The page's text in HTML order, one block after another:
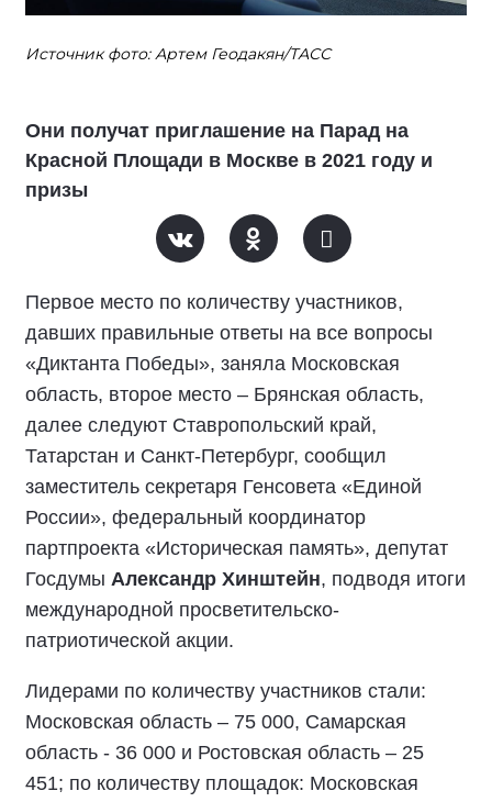
Источник фото: Артем Геодакян/ТАСС
Они получат приглашение на Парад на
Красной Площади в Москве в 2021 году и
призы
Первое место по количеству участников,
давших правильные ответы на все вопросы
«Диктанта Победы», заняла Московская
область, второе место – Брянская область,
далее следуют Ставропольский край,
Татарстан и Санкт-Петербург, сообщил
заместитель секретаря Генсовета «Единой
России», федеральный координатор
партпроекта «Историческая память», депутат
Госдумы Александр Хинштейн, подводя итоги
международной просветительско-
патриотической акции.
Лидерами по количеству участников стали:
Московская область – 75 000, Самарская
область - 36 000 и Ростовская область – 25
451; по количеству площадок: Московская